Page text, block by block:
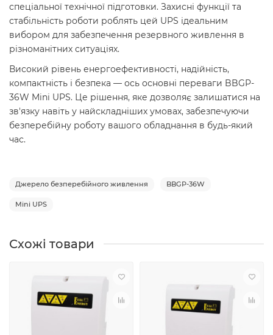
спеціальної технічної підготовки. Захисні функції та
стабільність роботи роблять цей UPS ідеальним
вибором для забезпечення резервного живлення в
різноманітних ситуаціях.
Високий рівень енергоефективності, надійність,
компактність і безпека — ось основні переваги BBGP-
36W Mini UPS. Це рішення, яке дозволяє залишатися на
зв'язку навіть у найскладніших умовах, забезпечуючи
безперебійну роботу вашого обладнання в будь-який
час.
Джерело безперебійного живлення BBGP-36W
Mini UPS
Схожі товари